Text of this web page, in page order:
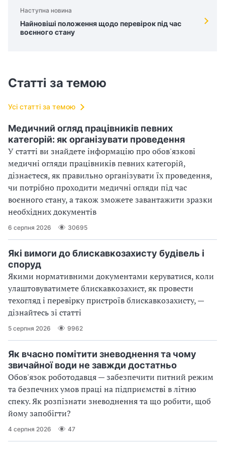
Наступна новина
Найновіші положення щодо перевірок під час
воєнного стану
Статті за темою
Усі статті за темою
Медичний огляд працівників певних
категорій: як організувати проведення
У статті ви знайдете інформацію про обов'язкові
медичні огляди працівників певних категорій,
дізнаєтеся, як правильно організувати їх проведення,
чи потрібно проходити медичні огляди під час
воєнного стану, а також зможете завантажити зразки
необхідних документів
6 серпня 2026 30695
Які вимоги до блискавкозахисту будівель і
споруд
Якими нормативними документами керуватися, коли
улаштовуватимете блискавкозахист, як провести
техогляд і перевірку пристроїв блискавкозахисту, —
дізнайтесь зі статті
5 серпня 2026 9962
Як вчасно помітити зневоднення та чому
звичайної води не завжди достатньо
Обов'язок роботодавця — забезпечити питний режим
та безпечних умов праці на підприємстві в літню
спеку. Як розпізнати зневоднення та що робити, щоб
йому запобігти?
4 серпня 2026 47